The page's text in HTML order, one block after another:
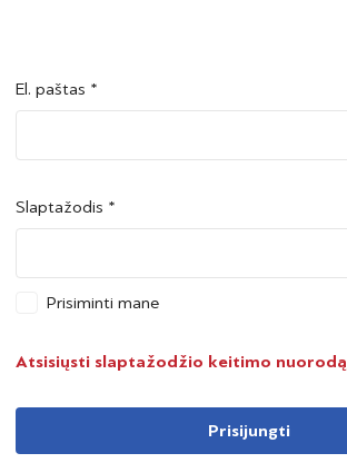
Šalis *
Asmens kodas *
Šalis *
Asmens kodas *
El. paštas *
Slaptažodis *
Prisiminti mane
Atsisiųsti slaptažodžio keitimo nuorodą
Prisijungti